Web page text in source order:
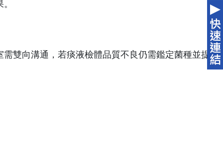
雙向溝通，若痰液檢體品質不良仍需鑑定菌種並提